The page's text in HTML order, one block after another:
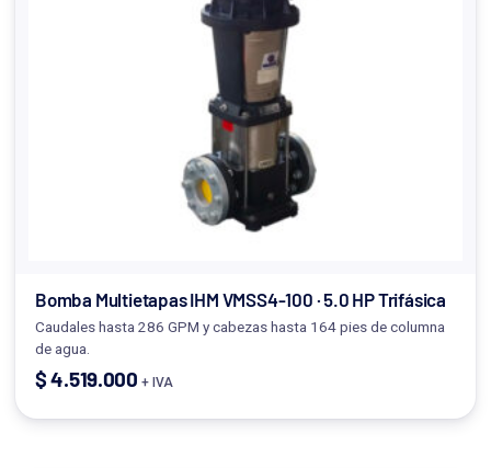
Bomba Multietapas IHM VMSS4-100 · 5.0 HP Trifásica
Caudales hasta 286 GPM y cabezas hasta 164 pies de columna
de agua.
$4.519.000 + IVA